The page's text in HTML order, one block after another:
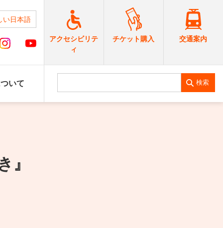
い日本語
アクセシビリテ
ィ
チケット購入 交通案内
いて 検索
』